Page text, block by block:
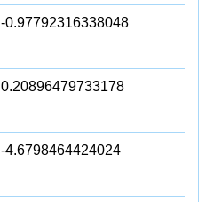
-0.97792316338048
0.20896479733178
-4.6798464424024